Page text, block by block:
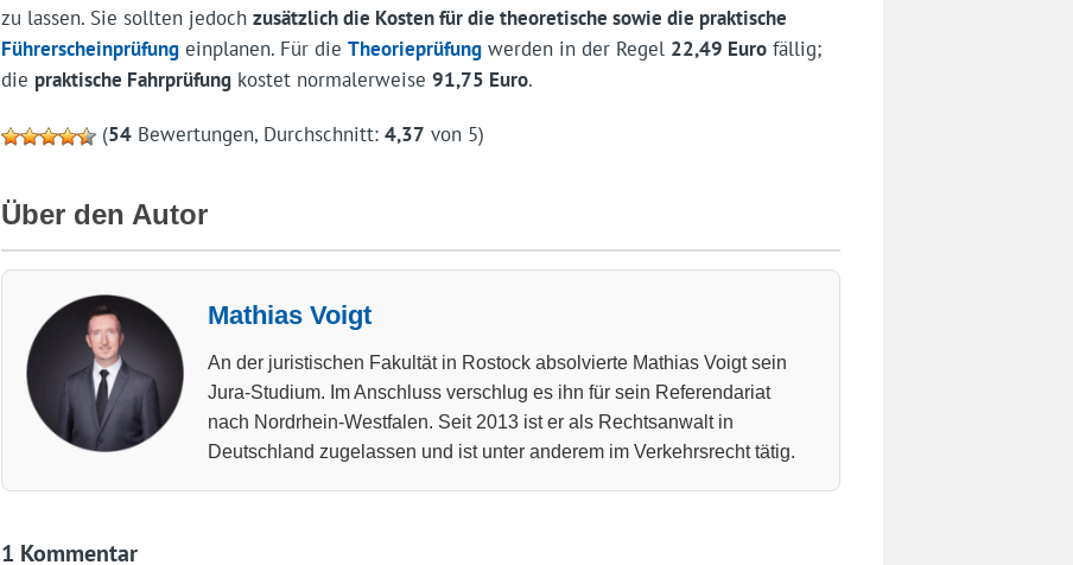
zu lassen. Sie sollten jedoch zusätzlich die Kosten für die theoretische sowie die praktische
Führerscheinprüfungeinplanen. Für die Theorieprüfungwerden in der Regel 22,49 Eurofällig;
die praktische Fahrprüfungkostet normalerweise 91,75 Euro.
(54Bewertungen, Durchschnitt: 4,37 von 5)
Über den Autor
Mathias Voigt
An der juristischen Fakultät in Rostock absolvierte Mathias Voigt sein
Jura-Studium. Im Anschluss verschlug es ihn für sein Referendariat
nach Nordrhein-Westfalen. Seit 2013 ist er als Rechtsanwalt in
Deutschland zugelassen und ist unter anderem im Verkehrsrecht tätig.
1 Kommentar